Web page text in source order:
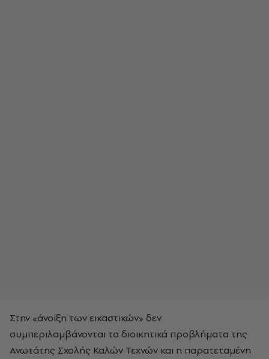
Στην «άνοιξη των εικαστικών» δεν
συμπεριλαμβάνονται τα διοικητικά προβλήματα της
Ανωτάτης Σχολής Καλών Τεχνών και η παρατεταμένη